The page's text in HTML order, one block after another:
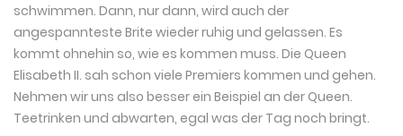
schwimmen. Dann, nur dann, wird auch der
angespannteste Brite wieder ruhig und gelassen. Es
kommt ohnehin so, wie es kommen muss. Die Queen
Elisabeth II. sah schon viele Premiers kommen und gehen.
Nehmen wir uns also besser ein Beispiel an der Queen.
Teetrinken und abwarten, egal was der Tag noch bringt.